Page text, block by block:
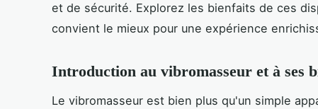
et de sécurité. Explorez les bienfaits de ces
convient le mieux pour une expérience
Introduction au vibromasseur et à ses
Le vibromasseur est bien plus qu'un simple